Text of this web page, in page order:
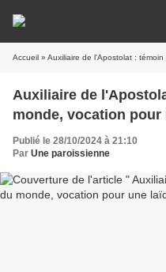
Accueil » Auxiliaire de l'Apostolat :
Auxiliaire de
monde, vocation pour
Publié le 28/10/2024 à 21:10
Par Une paroissienne